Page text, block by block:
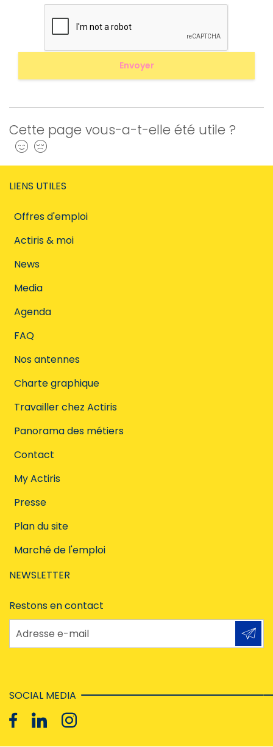
Cette page vous-a-t-elle été utile ?
Oui
LIENS UTILES
Offres d'emploi
Actiris & moi
News
Media
Agenda
FAQ
Nos antennes
Charte graphique
Travailler chez Actiris
Panorama des métiers
Contact
My Actiris
Presse
Plan du site
Marché de l'emploi
NEWSLETTER
Restons en contact
Adresse e-mail
SOCIAL MEDIA